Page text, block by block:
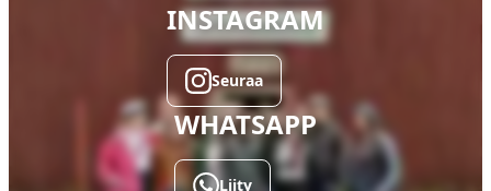
INSTAGRAM
Seuraa
WHATSAPP
Liity